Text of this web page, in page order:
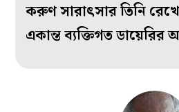
করুণ সারাৎসার তিনি
একান্ত ব্যক্তিগত ডায়েরির